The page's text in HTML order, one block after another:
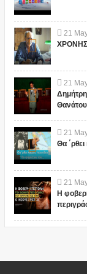
21
ΧΡΟΝΗΣ
21
21
Θα
21
Η